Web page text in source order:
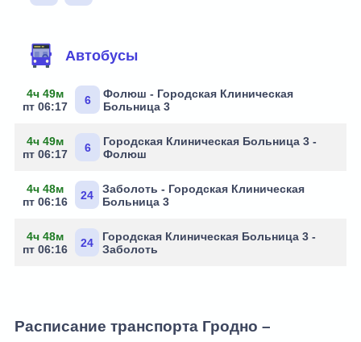
Автобусы
4ч 49м
пт 06:17
6
Фолюш - Городская Клиническая
Больница 3
4ч 49м
пт 06:17
6
Городская Клиническая Больница 3 -
Фолюш
4ч 48м
пт 06:16
24
Заболоть - Городская Клиническая
Больница 3
4ч 48м
пт 06:16
24
Городская Клиническая Больница 3 -
Заболоть
Расписание транспорта Гродно –